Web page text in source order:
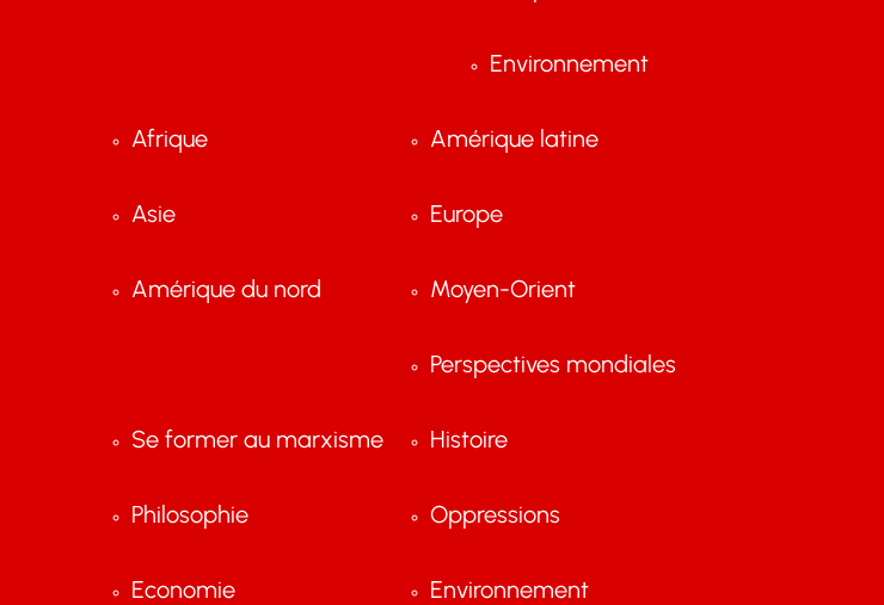
Environnement
Afrique
Asie
Amérique du nord
Amérique latine
Europe
Moyen-Orient
Perspectives mondiales
Se former au marxisme
Philosophie
Economie
Histoire
Oppressions
Environnement